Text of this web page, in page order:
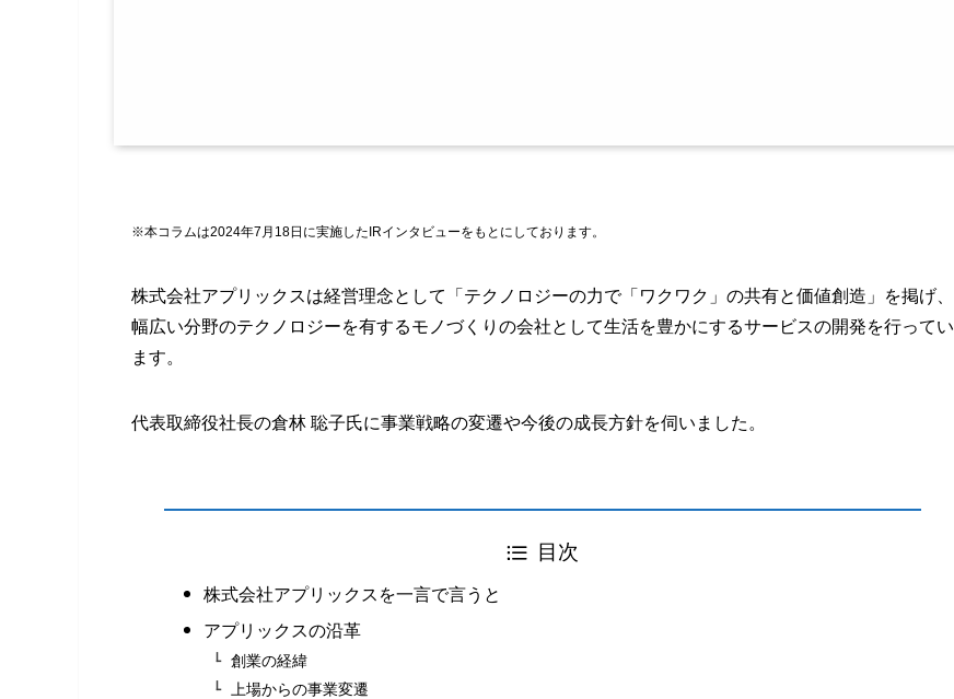
※本コラムは2024年7月18日に実施したIRインタビューをもとにしております。
株式会社アプリックスは経営理念として「テクノロジーの力で「ワクワク」の共有と価値創造」を掲げ、
幅広い分野のテクノロジーを有するモノづくりの会社として生活を豊かにするサービスの開発を行ってい
ます。
代表取締役社長の倉林 聡子氏に事業戦略の変遷や今後の成長方針を伺いました。
目次
株式会社アプリックスを一言で言うと
アプリックスの沿革
創業の経緯
上場からの事業変遷